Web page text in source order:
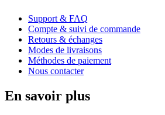
Support & FAQ
Compte & suivi de commande
Retours & échanges
Modes de livraisons
Méthodes de paiement
Nous contacter
En savoir plus